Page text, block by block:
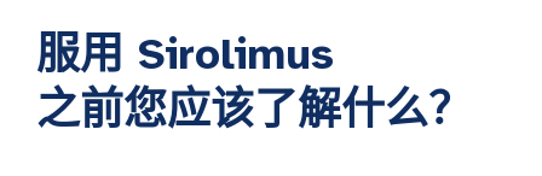
服用 Sirolimus
之前您应该了解什么？